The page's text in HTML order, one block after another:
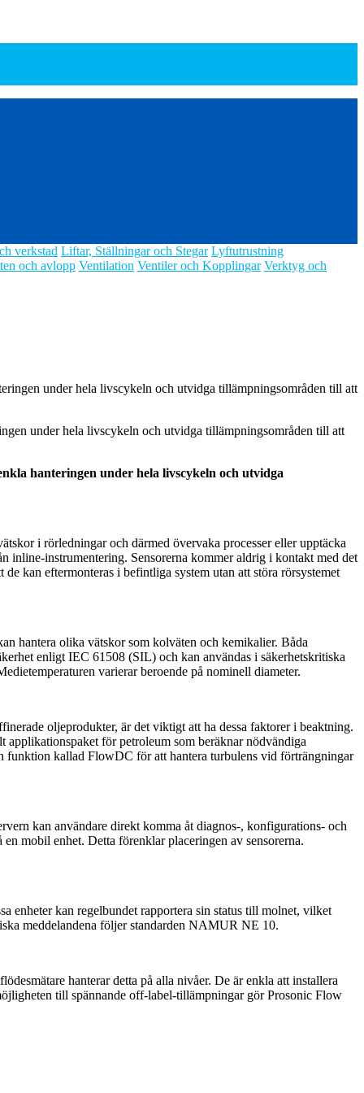
verkstad Liftar, Ställningar och Stegar Lyftutrustning
och avlopp Ventilation Ventiler och Kopplingar Verktyg och
under hela livscykeln och utvidga tillämpningsområden till att
hanteringen under hela livscykeln och utvidga
i rörledningar och därmed övervaka processer eller upptäcka
inline-instrumentering. Sensorerna kommer aldrig i kontakt med det
kan eftermonteras i befintliga system utan att störa rörsystemet
hantera olika vätskor som kolväten och kemikalier. Båda
enligt IEC 61508 (SIL) och kan användas i säkerhetskritiska
varierar beroende på nominell diameter.
oljeprodukter, är det viktigt att ha dessa faktorer i beaktning.
för petroleum som beräknar nödvändiga
funktion kallad FlowDC för att hantera turbulens vid förträngningar
kan användare direkt komma åt diagnos-, konfigurations- och
mobil enhet. Detta förenklar placeringen av sensorerna.
enheter kan regelbundet rapportera sin status till molnet, vilket
meddelandena följer standarden NAMUR NE 10.
hanterar detta på alla nivåer. De är enkla att installera
till spännande off-label-tillämpningar gör Prosonic Flow